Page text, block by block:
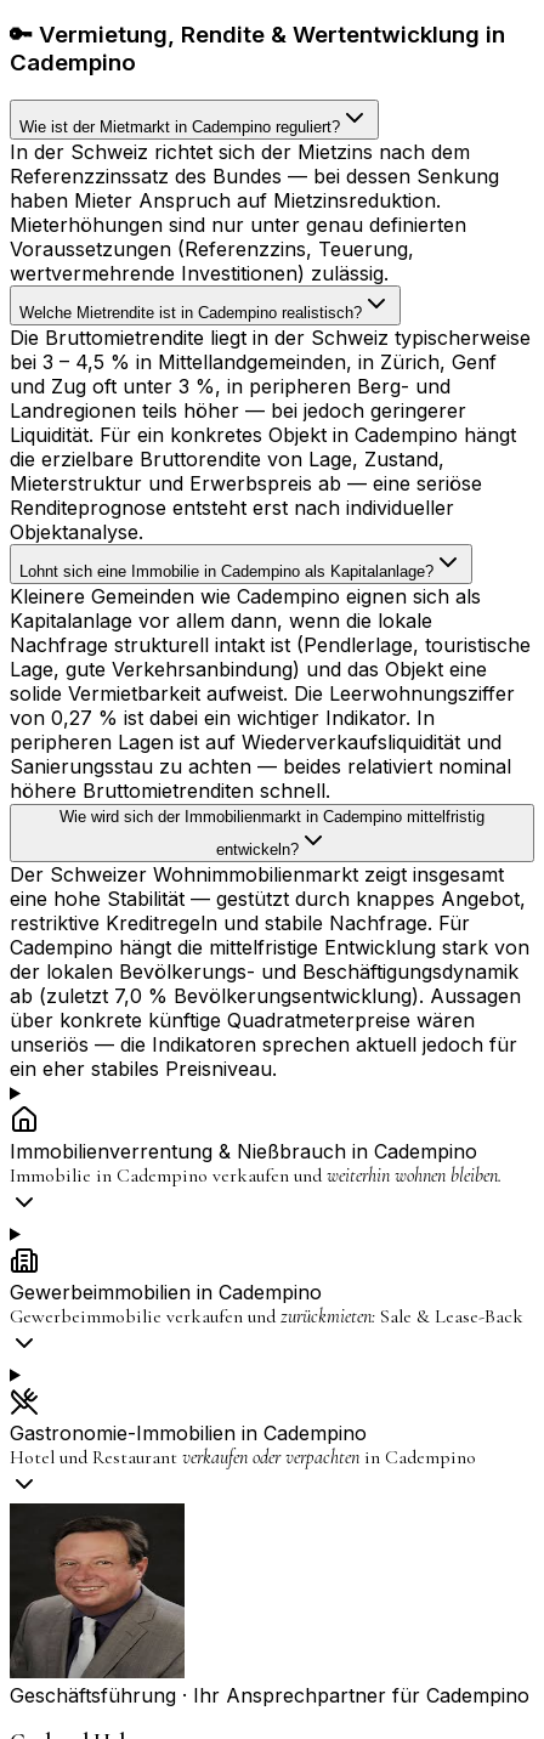
🔑 Vermietung, Rendite & Wertentwicklung in
Cadempino
Wie ist der Mietmarkt in Cadempino reguliert?
In der Schweiz richtet sich der Mietzins nach dem
Referenzzinssatz des Bundes — bei dessen Senkung
haben Mieter Anspruch auf Mietzinsreduktion.
Mieterhöhungen sind nur unter genau definierten
Voraussetzungen (Referenzzins, Teuerung,
wertvermehrende Investitionen) zulässig.
Welche Mietrendite ist in Cadempino realistisch?
Die Bruttomietrendite liegt in der Schweiz typischerweise
bei 3 – 4,5 % in Mittellandgemeinden, in Zürich, Genf
und Zug oft unter 3 %, in peripheren Berg- und
Landregionen teils höher — bei jedoch geringerer
Liquidität. Für ein konkretes Objekt in Cadempino hängt
die erzielbare Bruttorendite von Lage, Zustand,
Mieterstruktur und Erwerbspreis ab — eine seriöse
Renditeprognose entsteht erst nach individueller
Objektanalyse.
Lohnt sich eine Immobilie in Cadempino als Kapitalanlage?
Kleinere Gemeinden wie Cadempino eignen sich als
Kapitalanlage vor allem dann, wenn die lokale
Nachfrage strukturell intakt ist (Pendlerlage, touristische
Lage, gute Verkehrsanbindung) und das Objekt eine
solide Vermietbarkeit aufweist. Die Leerwohnungsziffer
von 0,27 % ist dabei ein wichtiger Indikator. In
peripheren Lagen ist auf Wiederverkaufsliquidität und
Sanierungsstau zu achten — beides relativiert nominal
höhere Bruttomietrenditen schnell.
Wie wird sich der Immobilienmarkt in Cadempino mittelfristig
entwickeln?
Der Schweizer Wohnimmobilienmarkt zeigt insgesamt
eine hohe Stabilität — gestützt durch knappes Angebot,
restriktive Kreditregeln und stabile Nachfrage. Für
Cadempino hängt die mittelfristige Entwicklung stark von
der lokalen Bevölkerungs- und Beschäftigungsdynamik
ab (zuletzt 7,0 % Bevölkerungsentwicklung). Aussagen
über konkrete künftige Quadratmeterpreise wären
unseriös — die Indikatoren sprechen aktuell jedoch für
ein eher stabiles Preisniveau.
Immobilienverrentung & Nießbrauch in Cadempino
Immobilie in Cadempino verkaufen und weiterhin wohnen bleiben.
Gewerbeimmobilien in Cadempino
Gewerbeimmobilie verkaufen und zurückmieten: Sale & Lease-Back
Gastronomie-Immobilien in Cadempino
Hotel und Restaurant verkaufen oder verpachten in Cadempino
Geschäftsführung · Ihr Ansprechpartner für Cadempino